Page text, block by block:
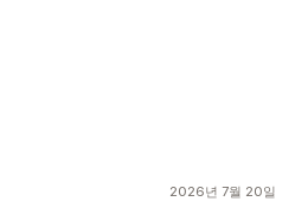
2026년 7월 20일